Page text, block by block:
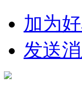
加为
发送